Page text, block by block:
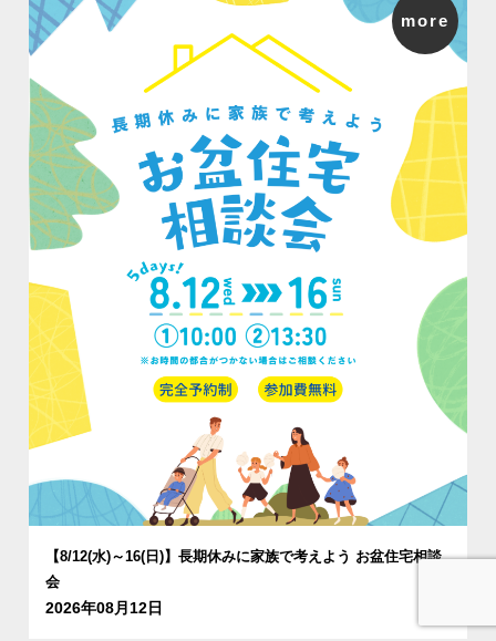
【8/12(水)～16(日)】長期休みに家族で考えよう お盆住宅相談
会
2026年08月12日
more